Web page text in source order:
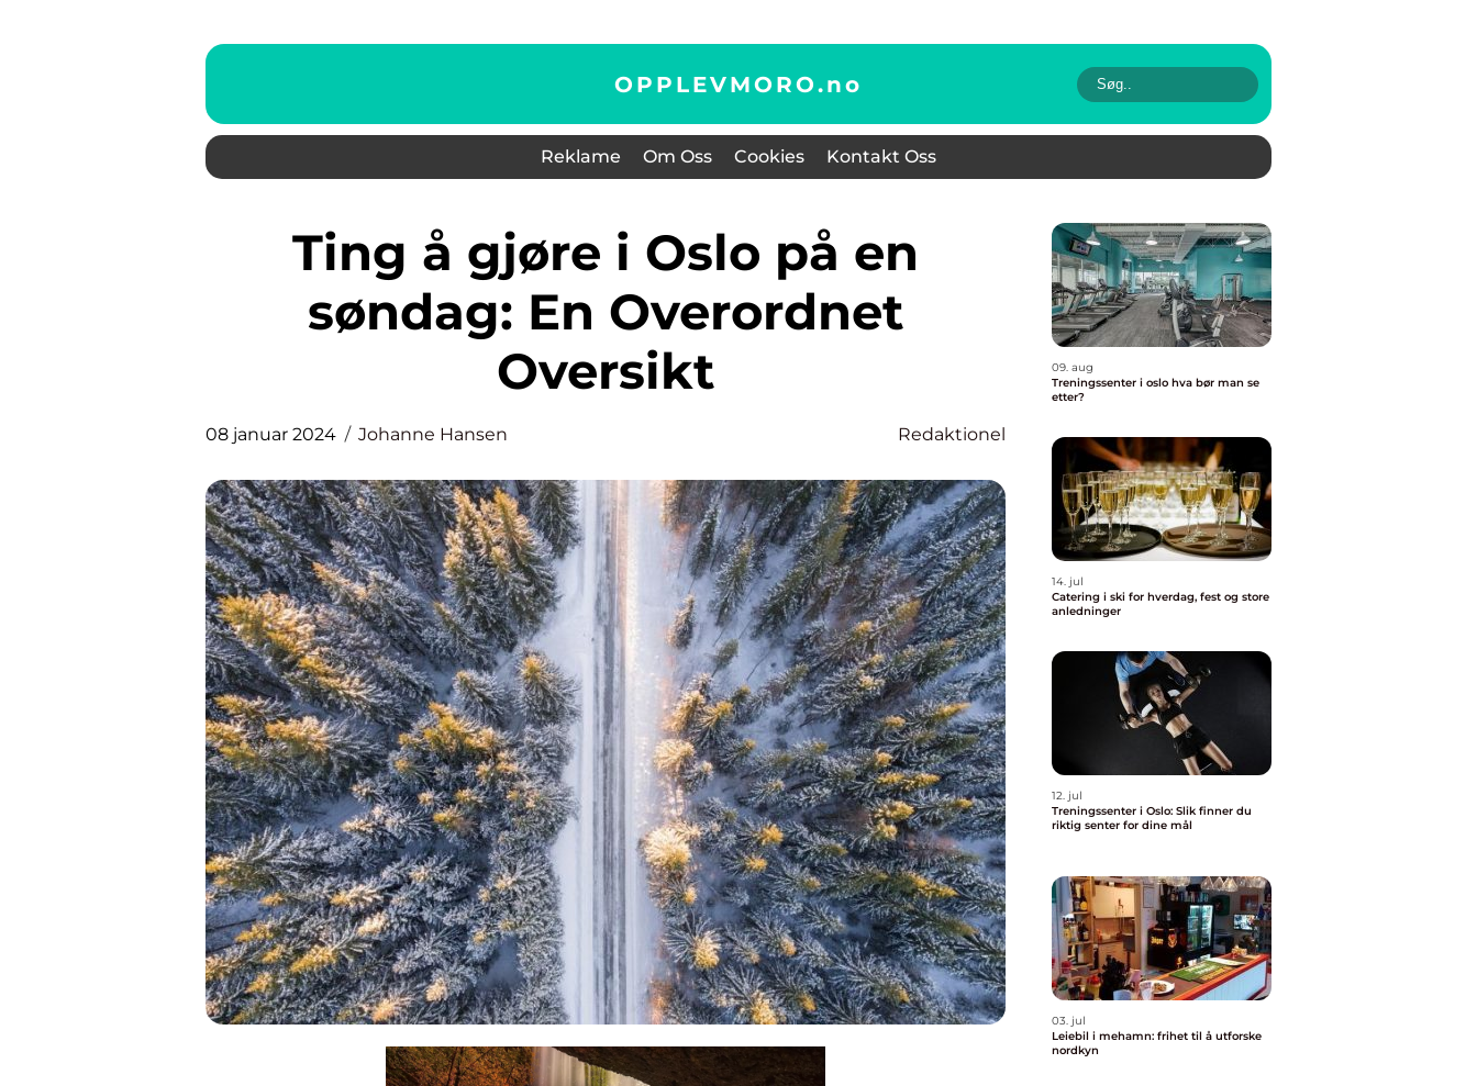
OPPLEVMORO.no
Reklame Om Oss Cookies Kontakt Oss
Ting å gjøre i Oslo på en
søndag: En Overordnet
Oversikt
08 januar 2024 Johanne Hansen Redaktionel
09. aug
Treningssenter i oslo hva bør man se
etter?
14. jul
Catering i ski for hverdag, fest og store
anledninger
12. jul
Treningssenter i Oslo: Slik finner du
riktig senter for dine mål
03. jul
Leiebil i mehamn: frihet til å utforske
nordkyn